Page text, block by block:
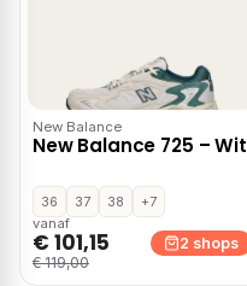
New Balance
New Balance 725 – Wit
36 37 38
+7
vanaf
€ 101,15
€ 119,00
2 shops